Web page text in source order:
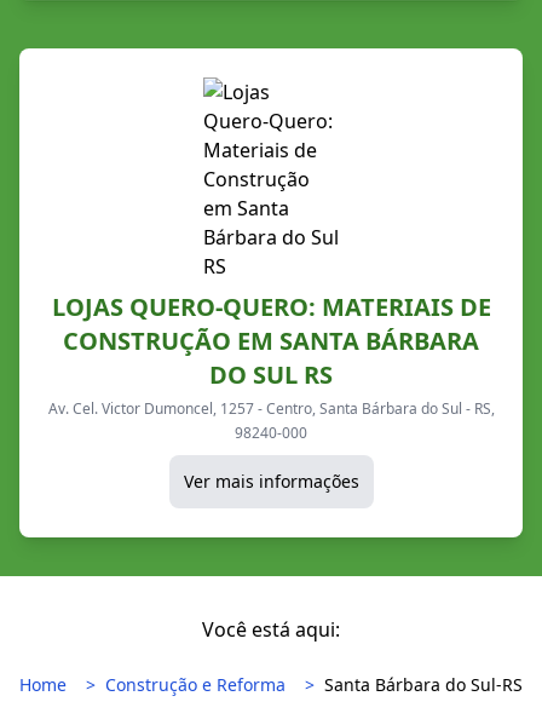
LOJAS QUERO-QUERO: MATERIAIS DE
CONSTRUÇÃO EM SANTA BÁRBARA
DO SUL RS
Av. Cel. Victor Dumoncel, 1257 - Centro, Santa Bárbara do Sul - RS,
98240-000
Ver mais informações
Você está aqui:
Home Construção e Reforma Santa Bárbara do Sul-RS